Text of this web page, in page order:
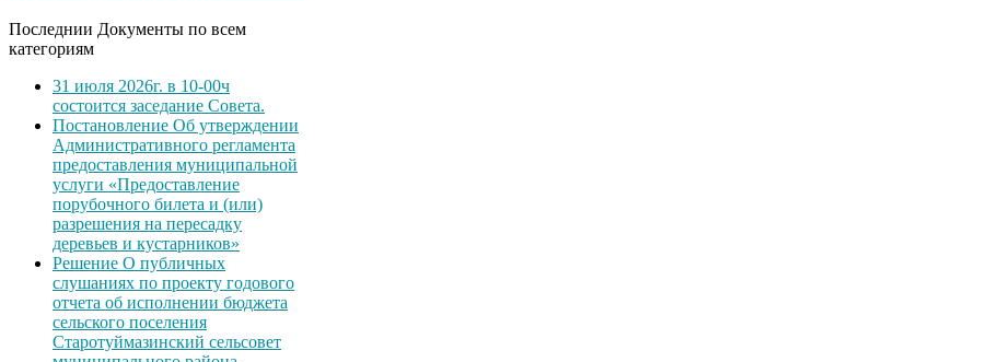
Последнии Документы по всем
категориям
31 июля 2026г. в 10-00ч
состоится заседание Совета.
Постановление Об утверждении
Административного регламента
предоставления муниципальной
услуги «Предоставление
порубочного билета и (или)
разрешения на пересадку
деревьев и кустарников»
Решение О публичных
слушаниях по проекту годового
отчета об исполнении бюджета
сельского поселения
Старотуймазинский сельсовет